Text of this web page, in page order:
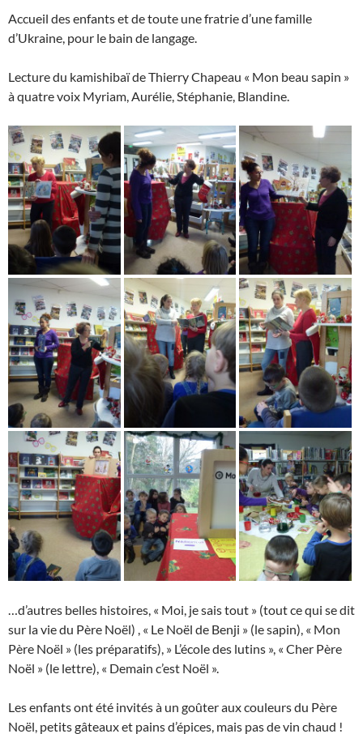
Accueil des enfants et de toute une fratrie d’une famille
d’Ukraine, pour le bain de langage.
Lecture du kamishibaï de Thierry Chapeau « Mon beau sapin »
à quatre voix Myriam, Aurélie, Stéphanie, Blandine.
…d’autres belles histoires, « Moi, je sais tout » (tout ce qui se dit
sur la vie du Père Noël) , « Le Noël de Benji » (le sapin), « Mon
Père Noël » (les préparatifs), » L’école des lutins », « Cher Père
Noël » (le lettre), « Demain c’est Noël ».
Les enfants ont été invités à un goûter aux couleurs du Père
Noël, petits gâteaux et pains d’épices, mais pas de vin chaud !